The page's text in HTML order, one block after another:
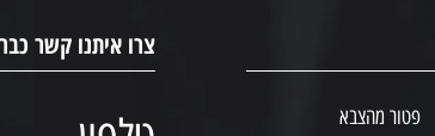
פטור מהצבא
צרו איתנו קשר